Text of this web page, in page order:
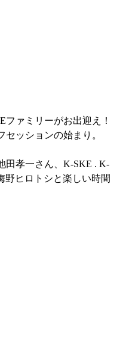
ファミリーがお出迎え！
セッションの始まり。
田孝一さん、K-SKE . K-
野ヒロトシと楽しい時間